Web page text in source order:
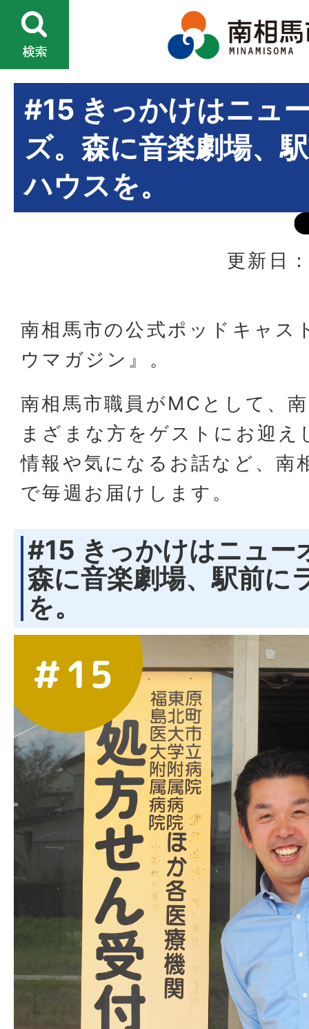
#15 きっかけはニュ
ズ。森に音楽劇場、
ハウスを。
更新日
南相馬市の公式ポッドキャス
ウマガジン』。
南相馬市職員がMCとして、
まざまな方をゲストにお迎え
情報や気になるお話など、南
で毎週お届けします。
#15 きっかけはニュー
森に音楽劇場、駅前に
を。